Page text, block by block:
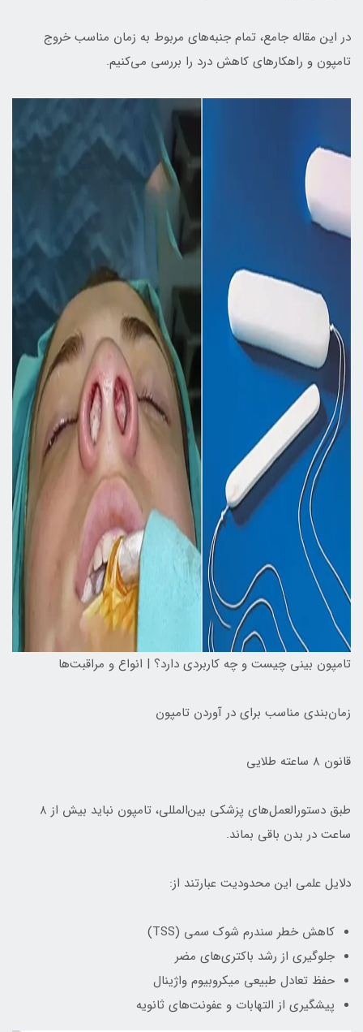
در این مقاله جامع، تمام جنبه‌های مربوط به زمان مناسب خروج
تامپون و راهکارهای کاهش درد را بررسی می‌کنیم.
تامپون بینی چیست و چه کاربردی دارد؟ | انواع و مراقبت‌ها
زمان‌بندی مناسب برای در آوردن تامپون
قانون ۸ ساعته طلایی
طبق دستورالعمل‌های پزشکی بین‌المللی، تامپون نباید بیش از ۸
ساعت در بدن باقی بماند.
دلایل علمی این محدودیت عبارتند از:
کاهش خطر سندرم شوک سمی (TSS)
جلوگیری از رشد باکتری‌های مضر
حفظ تعادل طبیعی میکروبیوم واژینال
پیشگیری از التهابات و عفونت‌های ثانویه